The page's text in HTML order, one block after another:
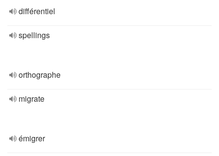
différentiel
spellings
orthographe
migrate
émigrer